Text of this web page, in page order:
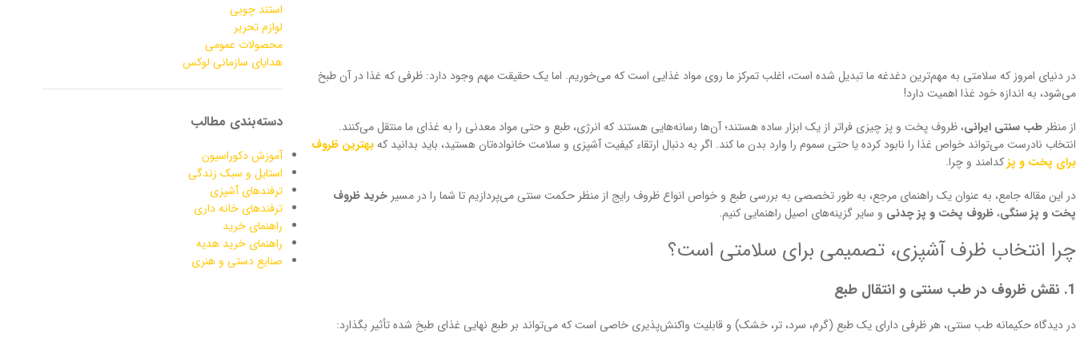
در دنیای امروز که سلامتی به مهم‌ترین دغدغه ما تبدیل شده است، اغلب تمرکز ما روی مواد غذایی است که می‌خوریم. اما یک حقیقت مهم وجود دارد: ظرفی که غذا در آن طبخ
می‌شود، به اندازه خود غذا اهمیت دارد!
از منظرطب سنتی ایرانی، ظروف پخت و پز چیزی فراتر از یک ابزار ساده هستند؛ آن‌ها رسانه‌هایی هستند که انرژی، طبع و حتی مواد معدنی را به غذای ما منتقل می‌کنند.
انتخاب نادرست می‌تواند خواص غذا را نابود کرده یا حتی سموم را وارد بدن ما کند. اگر به دنبال ارتقاء کیفیت آشپزی و سلامت خانواده‌تان هستید، باید بدانید کهبهترین ظروف
برای پخت و پزکدامند و چرا.
در این مقاله جامع، به عنوان یک راهنمای مرجع، به طور تخصصی به بررسی طبع و خواص انواع ظروف رایج از منظر حکمت سنتی می‌پردازیم تا شما را در مسیرخرید ظروف
پخت و پز سنگی، ظروف پخت و پز چدنی و سایر گزینه‌های اصیل راهنمایی کنیم.
چرا انتخاب ظرف آشپزی، تصمیمی برای سلامتی است؟
1. نقش ظروف در طب سنتی و انتقال طبع
در دیدگاه حکیمانه طب سنتی، هر ظرفی دارای یک طبع (گرم، سرد، تر، خشک) و قابلیت واکنش‌پذیری خاصی است که می‌تواند بر طبع نهایی غذای طبخ شده تأثیر بگذارد:
استند چوبی
لوازم تحریر
محصولات عمومی
هدایای سازمانی لوکس
دسته‌بندی مطالب
آموزش دکوراسیون
استایل و سبک زندگی
ترفندهای آشپزی
ترفندهای خانه داری
راهنمای خرید
راهنمای خرید هدیه
صنایع دستی و هنری